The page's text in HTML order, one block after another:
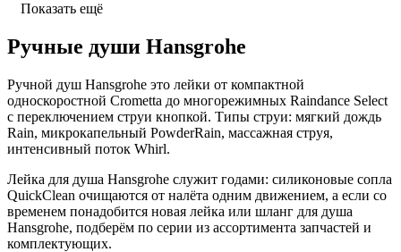
Показать ещё
Ручные души Hansgrohe
Ручной душ Hansgrohe это лейки от компактной
односкоростной Crometta до многорежимных Raindance Select
с переключением струи кнопкой. Типы струи: мягкий дождь
Rain, микрокапельный PowderRain, массажная струя,
интенсивный поток Whirl.
Лейка для душа Hansgrohe служит годами: силиконовые сопла
QuickClean очищаются от налёта одним движением, а если со
временем понадобится новая лейка или шланг для душа
Hansgrohe, подберём по серии из ассортимента запчастей и
комплектующих.